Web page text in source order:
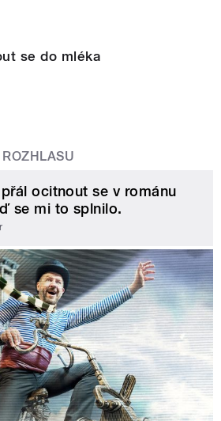
se do mléka
ocitnout se v románu
se mi to splnilo.